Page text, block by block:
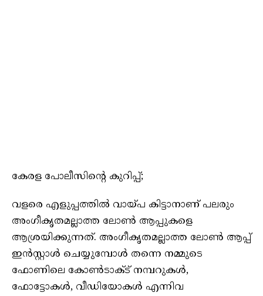
കേരള പോലീസിന്റെ കുറിപ്പ്;
വളരെ എളുപ്പത്തില്‍ വായ്പ കിട്ടാനാണ് പലരും
അംഗീകൃതമല്ലാത്ത ലോണ്‍ ആപ്പുകളെ
ആശ്രയിക്കുന്നത്. അംഗീകൃതമല്ലാത്ത ലോൺ ആപ്പ്
ഇന്‍സ്റ്റാള്‍ ചെയ്യുമ്പോള്‍ തന്നെ നമ്മുടെ
ഫോണിലെ കോണ്‍ടാക്ട് നമ്പറുകള്‍,
ഫോട്ടോകള്‍, വീഡിയോകള്‍ എന്നിവ